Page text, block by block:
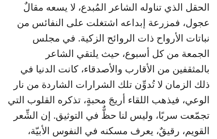
الحقل الذي تناوله الشاعر المُبدع، لا يسعه مقالٌ
عجول، فمزرعة إبداعه اشتغلت على النفائس من
نباتات الأرواح ذات الروائح الزكية. في مجلس
الجمعة من كل أسبوع، حيث يلتقي الشاعر
بالمثقفين من الأقارب والأصدقاء، كانت الدنيا في
ذلك الزمان لا تُدوِّن تلك الشرارات الشاردة من نار
الوعي، فيذهب اللقاء أريجَ محبةٍ، تذكره القلوب التي
تجمّعت سربًا، وليس لنا حظٌّ في التوثيق. إن الشِّعر
القويم، رقيقٌ، يعرف مسكنه في النفوس الأبيّة،